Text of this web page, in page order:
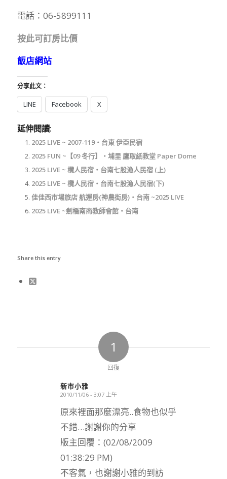
電話：06-5899111
按此可訂房比價
飯店網站
分享此文：
LINE Facebook X
延伸閱讀:
2025 LIVE ~ 2007-119‧台東 伊亞民宿
2025 FUN ~【09 冬行】‧埔里 鷹取紙教堂 Paper Dome
2025 LIVE ~ 欖人民宿‧台南七股漁人民宿 (上)
2025 LIVE ~ 欖人民宿‧台南七股漁人民宿(下)
佳佳西市場旅店 航運房(神農街房)‧台南 ~2025 LIVE
2025 LIVE ~劍橋南商教師會館‧台南
Share this entry
1
回復
新市小雅
says:
2010/11/06 - 3:07 上午
原來裡面那麼漂亮..食物也似乎
不錯…謝謝你的分享
版主回覆：(02/08/2009
01:38:29 PM)
不客氣，也謝謝小雅的到訪